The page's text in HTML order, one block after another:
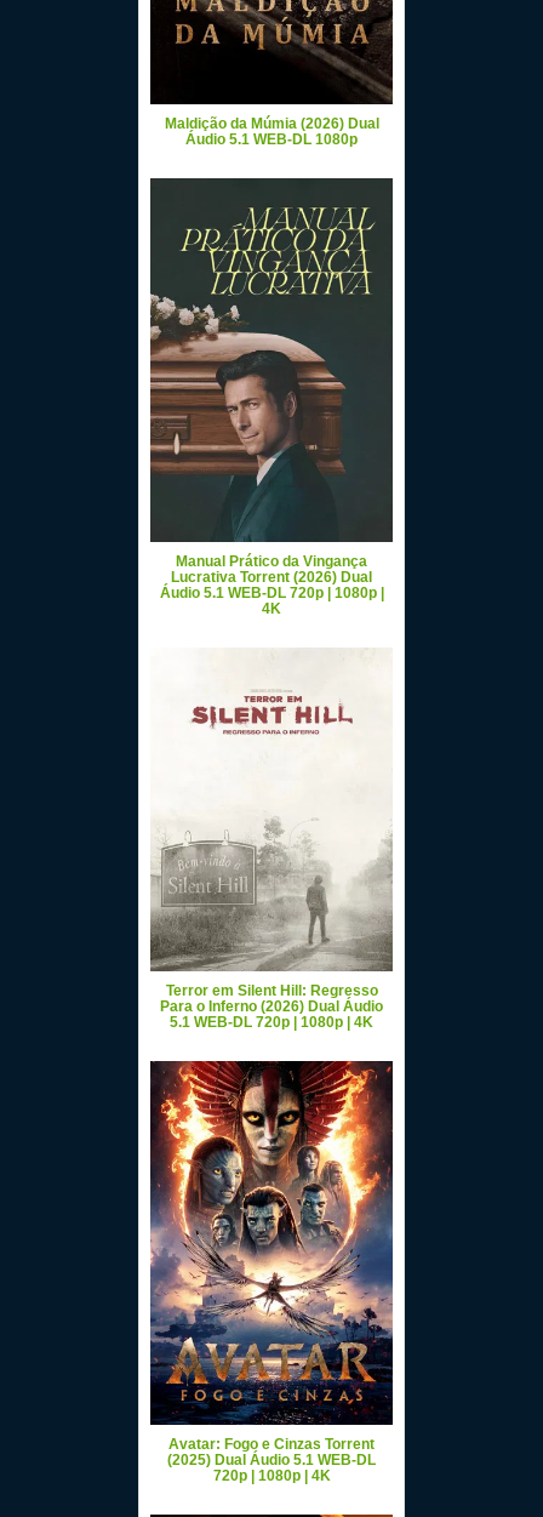
Maldição da Múmia (2026) Dual
Áudio 5.1 WEB-DL 1080p
Manual Prático da Vingança
Lucrativa Torrent (2026) Dual
Áudio 5.1 WEB-DL 720p | 1080p |
4K
Terror em Silent Hill: Regresso
Para o Inferno (2026) Dual Áudio
5.1 WEB-DL 720p | 1080p | 4K
Avatar: Fogo e Cinzas Torrent
(2025) Dual Áudio 5.1 WEB-DL
720p | 1080p | 4K